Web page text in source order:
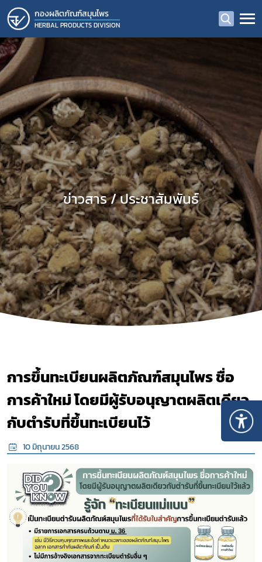
กองผลิตภัณฑ์สมุนไพร
HERBAL PRODUCTS DIVISION
ข่าวสาร / ประชาสัมพันธ์
การขึ้นทะเบียนผลิตภัณฑ์สมุนไพร ชื่อ
การค้าใหม่ โดยมีผู้รับอนุญาตผลิตเดียว
กับตำรับที่ขึ้นทะเบียนไว้
10 มิถุนายน 2568